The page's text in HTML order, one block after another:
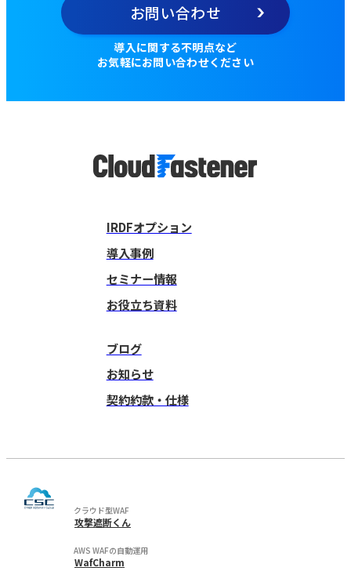
お問い合わせ
導入に関する不明点など
お気軽にお問い合わせください
IRDFオプション
導入事例
セミナー情報
お役立ち資料
ブログ
お知らせ
契約約款・仕様
クラウド型WAF
攻撃遮断くん
AWS WAFの自動運用
WafCharm